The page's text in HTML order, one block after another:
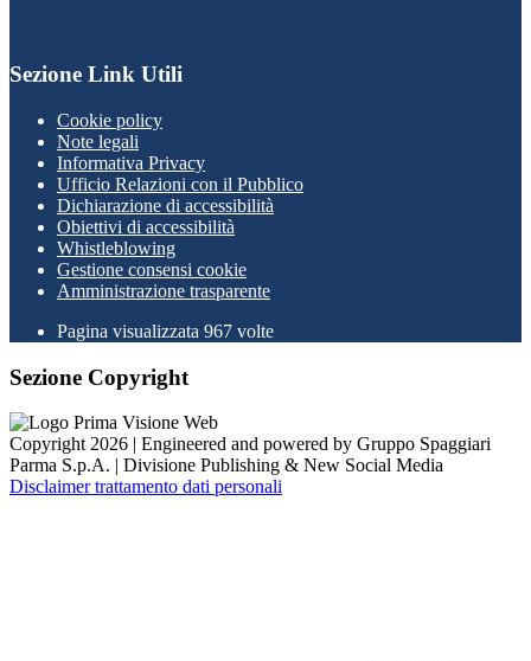
Sezione Link Utili
Cookie policy
Note legali
Informativa Privacy
Ufficio Relazioni con il Pubblico
Dichiarazione di accessibilità
Obiettivi di accessibilità
Whistleblowing
Gestione consensi cookie
Amministrazione trasparente
Pagina visualizzata 967 volte
Sezione Copyright
Copyright 2026 | Engineered and powered by Gruppo Spaggiari
Parma S.p.A. | Divisione Publishing & New Social Media
Disclaimer trattamento dati personali